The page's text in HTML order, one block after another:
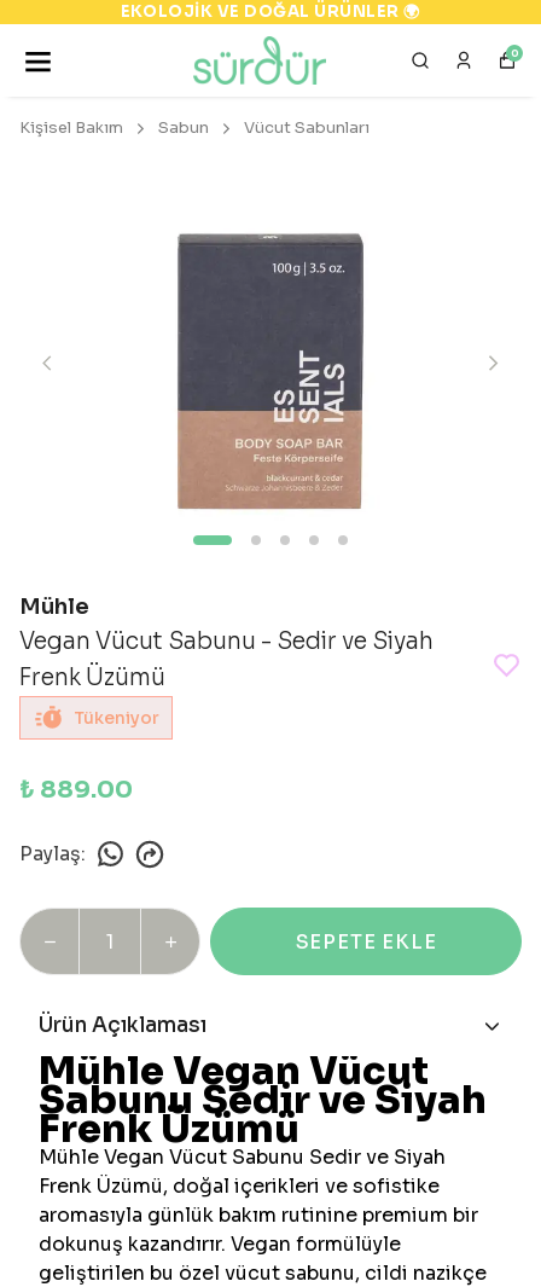
EKOLOJİK VE DOĞAL ÜRÜNLER 🌍
0
Kişisel Bakım Sabun Vücut Sabunları
Mühle
Vegan Vücut Sabunu - Sedir ve Siyah
Frenk Üzümü
Tükeniyor
₺ 889.00
Paylaş:
SEPETE EKLE
Ürün Açıklaması
Mühle Vegan Vücut
Sabunu Sedir ve Siyah
Frenk Üzümü
Mühle Vegan Vücut Sabunu Sedir ve Siyah
Frenk Üzümü, doğal içerikleri ve sofistike
aromasıyla günlük bakım rutinine premium bir
dokunuş kazandırır. Vegan formülüyle
geliştirilen bu özel vücut sabunu, cildi nazikçe